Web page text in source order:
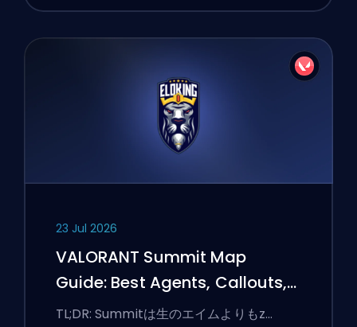
23 Jul 2026
VALORANT Summit Map
Guide: Best Agents, Callouts,
and Smokes
TL;DR: Summitは生のエイムよりもz…